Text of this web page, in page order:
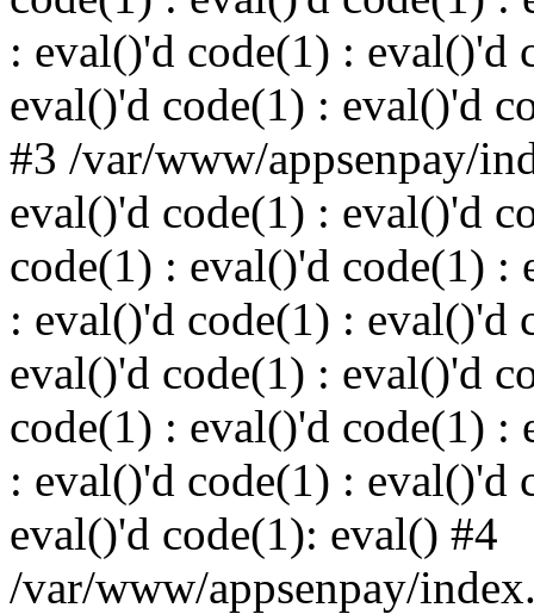
: eval()'d code(1) : eval()'d
eval()'d code(1) : eval()'d
#3 /var/www/appsenpay/
eval()'d code(1) : eval()'d
code(1) : eval()'d code(1) :
: eval()'d code(1) : eval()'d
eval()'d code(1) : eval()'d
code(1) : eval()'d code(1) :
: eval()'d code(1) : eval()'d
eval()'d code(1): eval() #4
/var/www/appsenpay/